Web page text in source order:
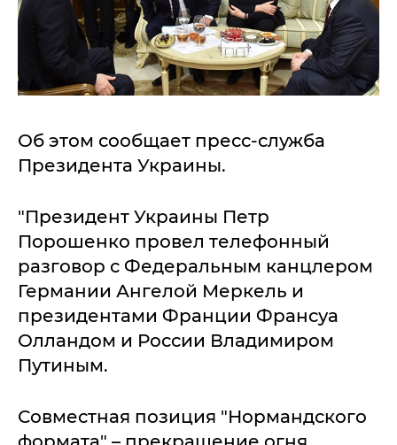
Об этом сообщает пресс-служба
Президента Украины.
"Президент Украины Петр
Порошенко провел телефонный
разговор с Федеральным канцлером
Германии Ангелой Меркель и
президентами Франции Франсуа
Олландом и России Владимиром
Путиным.
Совместная позиция "Нормандского